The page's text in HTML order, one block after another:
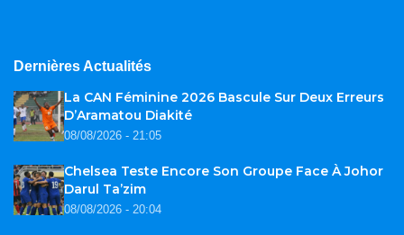
Dernières Actualités
La CAN Féminine 2026 Bascule Sur Deux Erreurs
D’Aramatou Diakité
08/08/2026 - 21:05
Chelsea Teste Encore Son Groupe Face À Johor
Darul Ta’zim
08/08/2026 - 20:04